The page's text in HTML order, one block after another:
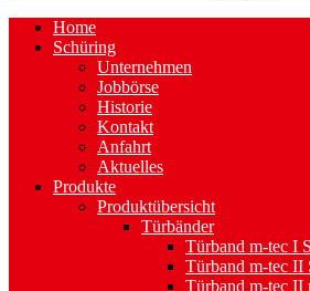
Home
Schüring
Unternehmen
Jobbörse
Historie
Kontakt
Anfahrt
Aktuelles
Produkte
Produktübersicht
Türbänder
Türband m-tec I S
Türband m-tec II
Türband m-tec II